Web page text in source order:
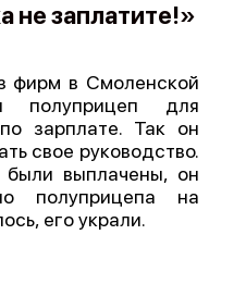
публикацию
не заплатите!»
фирм в Смоленской
полуприцеп для
зарплате. Так он
свое руководство.
выплачены, он
полуприцепа на
его украли.